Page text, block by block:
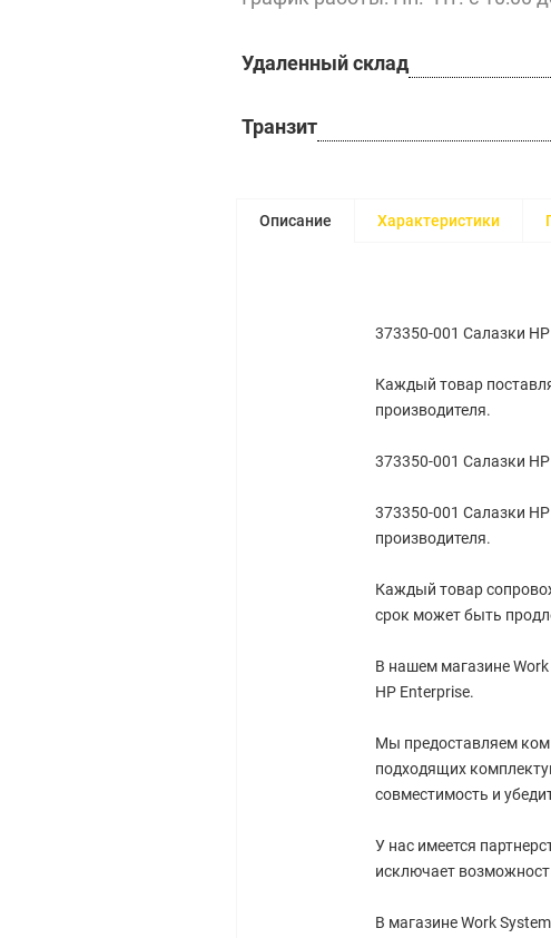
Удаленный склад
Транзит
Описание Характеристики
373350-001 Салазки
Каждый товар
производителя.
373350-001 Салазки
373350-001 Салазки
производителя.
Каждый товар
срок может быть
В нашем магазине
HP Enterprise.
Мы предоставляем
подходящих
совместимость и
У нас имеется
исключает
В магазине Work